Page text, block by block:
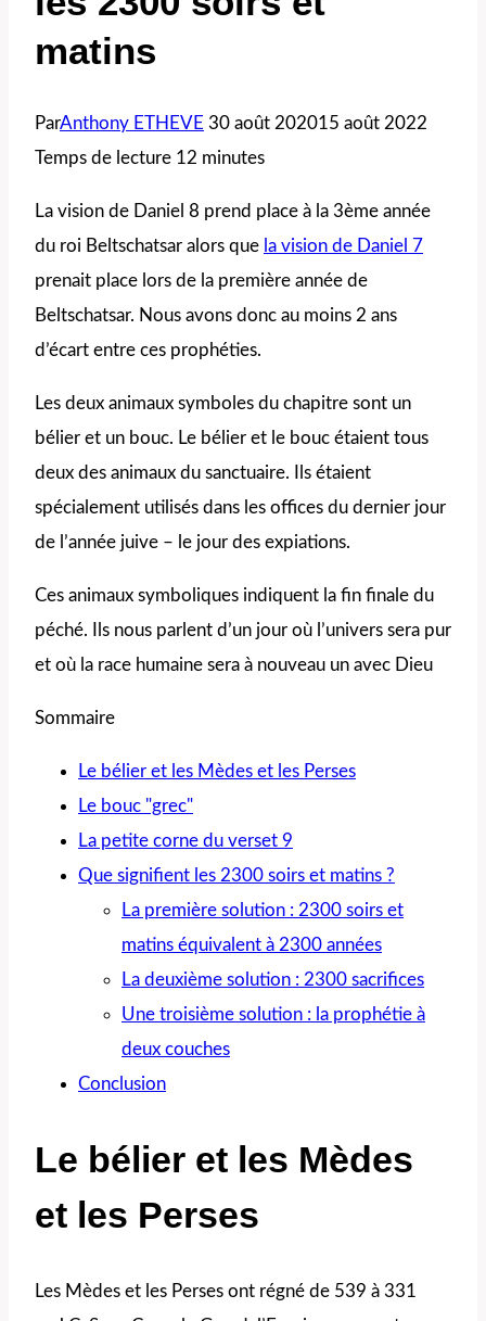
matins
ParAnthony ETHEVE 30 août 202015 août 2022
Temps de lecture 12 minutes
La vision de Daniel 8 prend place à la 3ème année
du roi Beltschatsar alors que la vision de Daniel 7
prenait place lors de la première année de
Beltschatsar. Nous avons donc au moins 2 ans
d’écart entre ces prophéties.
Les deux animaux symboles du chapitre sont un
bélier et un bouc. Le bélier et le bouc étaient tous
deux des animaux du sanctuaire. Ils étaient
spécialement utilisés dans les offices du dernier jour
de l’année juive – le jour des expiations.
Ces animaux symboliques indiquent la fin finale du
péché. Ils nous parlent d’un jour où l’univers sera pur
et où la race humaine sera à nouveau un avec Dieu
Sommaire
Le bélier et les Mèdes et les Perses
Le bouc "grec"
La petite corne du verset 9
Que signifient les 2300 soirs et matins ?
La première solution : 2300 soirs et
matins équivalent à 2300 années
La deuxième solution : 2300 sacrifices
Une troisième solution : la prophétie à
deux couches
Conclusion
Le bélier et les Mèdes
et les Perses
Les Mèdes et les Perses ont régné de 539 à 331